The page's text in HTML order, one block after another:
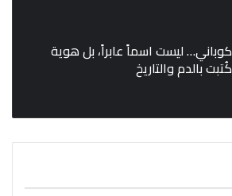
كوباني… ليست اسماً عابراً، بل هوية
كُتبت بالدم والتاريخ